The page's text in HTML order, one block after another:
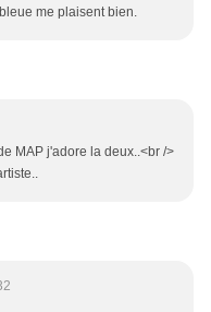
me plaisent bien.
MAP j'adore la deux..<br />